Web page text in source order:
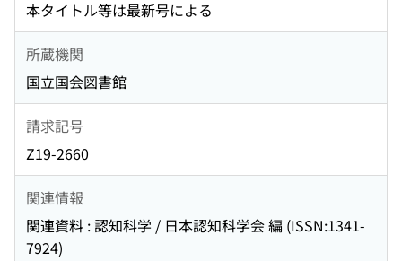
本タイトル等は最新号による
所蔵機関
国立国会図書館
請求記号
Z19-2660
関連情報
関連資料 : 認知科学 / 日本認知科学会 編 (ISSN:1341-
7924)